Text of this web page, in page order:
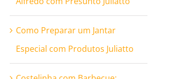
Como Preparar um Jantar
Especial com Produtos Juliatto